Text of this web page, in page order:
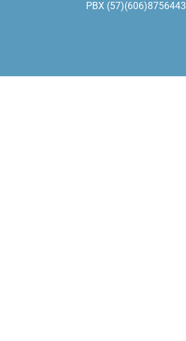
PBX (57)(606)8756443